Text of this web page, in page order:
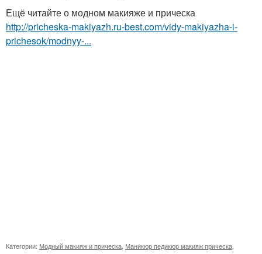
Ещё читайте о модном макияже и прическа
http://pricheska-makiyazh.ru-best.com/vidy-makiyazha-i-
prichesok/modnyy-...
Категории: Модный макияж и прическа Маникюр педикюр макияж прическа